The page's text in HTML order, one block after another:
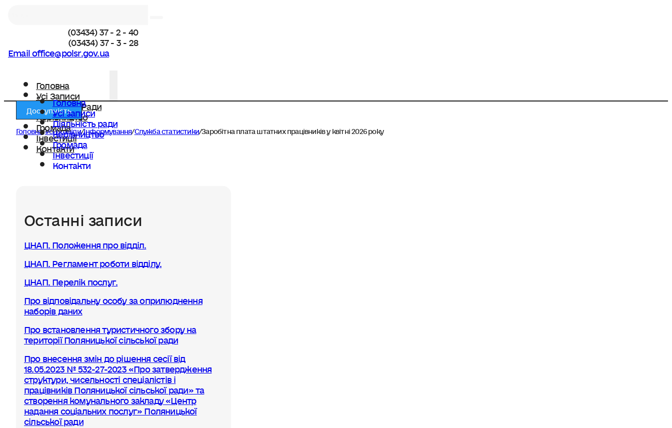
(03434) 37 - 2 - 40
(03434) 37 - 3 - 28
Email office@polsr.gov.ua
Головна
Усі Записи
Діяльність Ради
Керівництво
Громада
Інвестиції
Контакти
Головна
Усі записи
Діяльність ради
Керівництво
Громада
Інвестиції
Контакти
Доступність
Головна/Усі розділи/Інформування/Служба статистики/Заробітна плата штатних працівників у квітні 2026 року
Останні записи
ЦНАП. Положення про відділ.
ЦНАП. Регламент роботи відділу.
ЦНАП. Перелік послуг.
Про відповідальну особу за оприлюднення
наборів даних
Про встановлення туристичного збору на
території Поляницької сільської ради
Про внесення змін до рішення сесії від
18.05.2023 № 532-27-2023 «Про затвердження
структури, чисельності спеціалістів і
працівників Поляницької сільської ради» та
створення комунального закладу «Центр
надання соціальних послуг» Поляницької
сільської ради